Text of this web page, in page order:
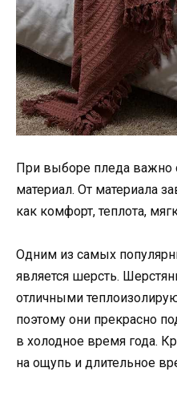
При выборе пледа важно
материал. От материала
как комфорт, теплота,
Одним из самых
является шерсть.
отличными
поэтому они прекрасно
в холодное время года.
на ощупь и длительное